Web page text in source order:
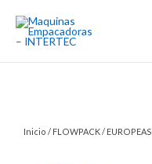
contenido
Inicio / FLOWPACK/ EUROPEAS